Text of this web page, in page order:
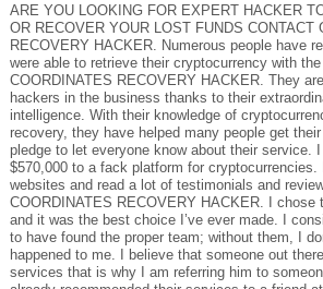
ARE YOU LOOKING FOR EXPERT HACKER
OR RECOVER YOUR LOST FUNDS CONTACT
RECOVERY HACKER. Numerous people have
were able to retrieve their cryptocurrency with
COORDINATES RECOVERY HACKER. They
hackers in the business thanks to their
intelligence. With their knowledge of
recovery, they have helped many people get
pledge to let everyone know about their service.
$570,000 to a fack platform for cryptocurrencies.
websites and read a lot of testimonials and
COORDINATES RECOVERY HACKER. I chose
and it was the best choice I’ve ever made. I
to have found the proper team; without them, I
happened to me. I believe that someone out
services that is why I am referring him to